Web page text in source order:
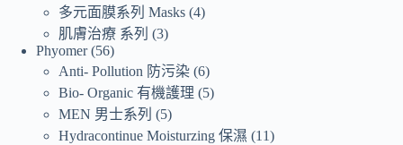
多元面膜系列 Masks 4
肌膚治療 系列
3
Phyomer 56
Anti- Pollution 防污染 6
Bio- Organic 有機護理
5
MEN 男士系列
5
Hydracontinue Moisturzing 保濕
11